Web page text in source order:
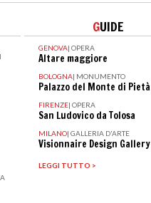
GUIDE
GENOVA| OPERA
Altare maggiore
BOLOGNA| MONUMENTO
Palazzo del Monte di Pietà
FIRENZE| OPERA
San Ludovico da Tolosa
MILANO| GALLERIA D'ARTE
Visionnaire Design Gallery
LEGGI TUTTO >